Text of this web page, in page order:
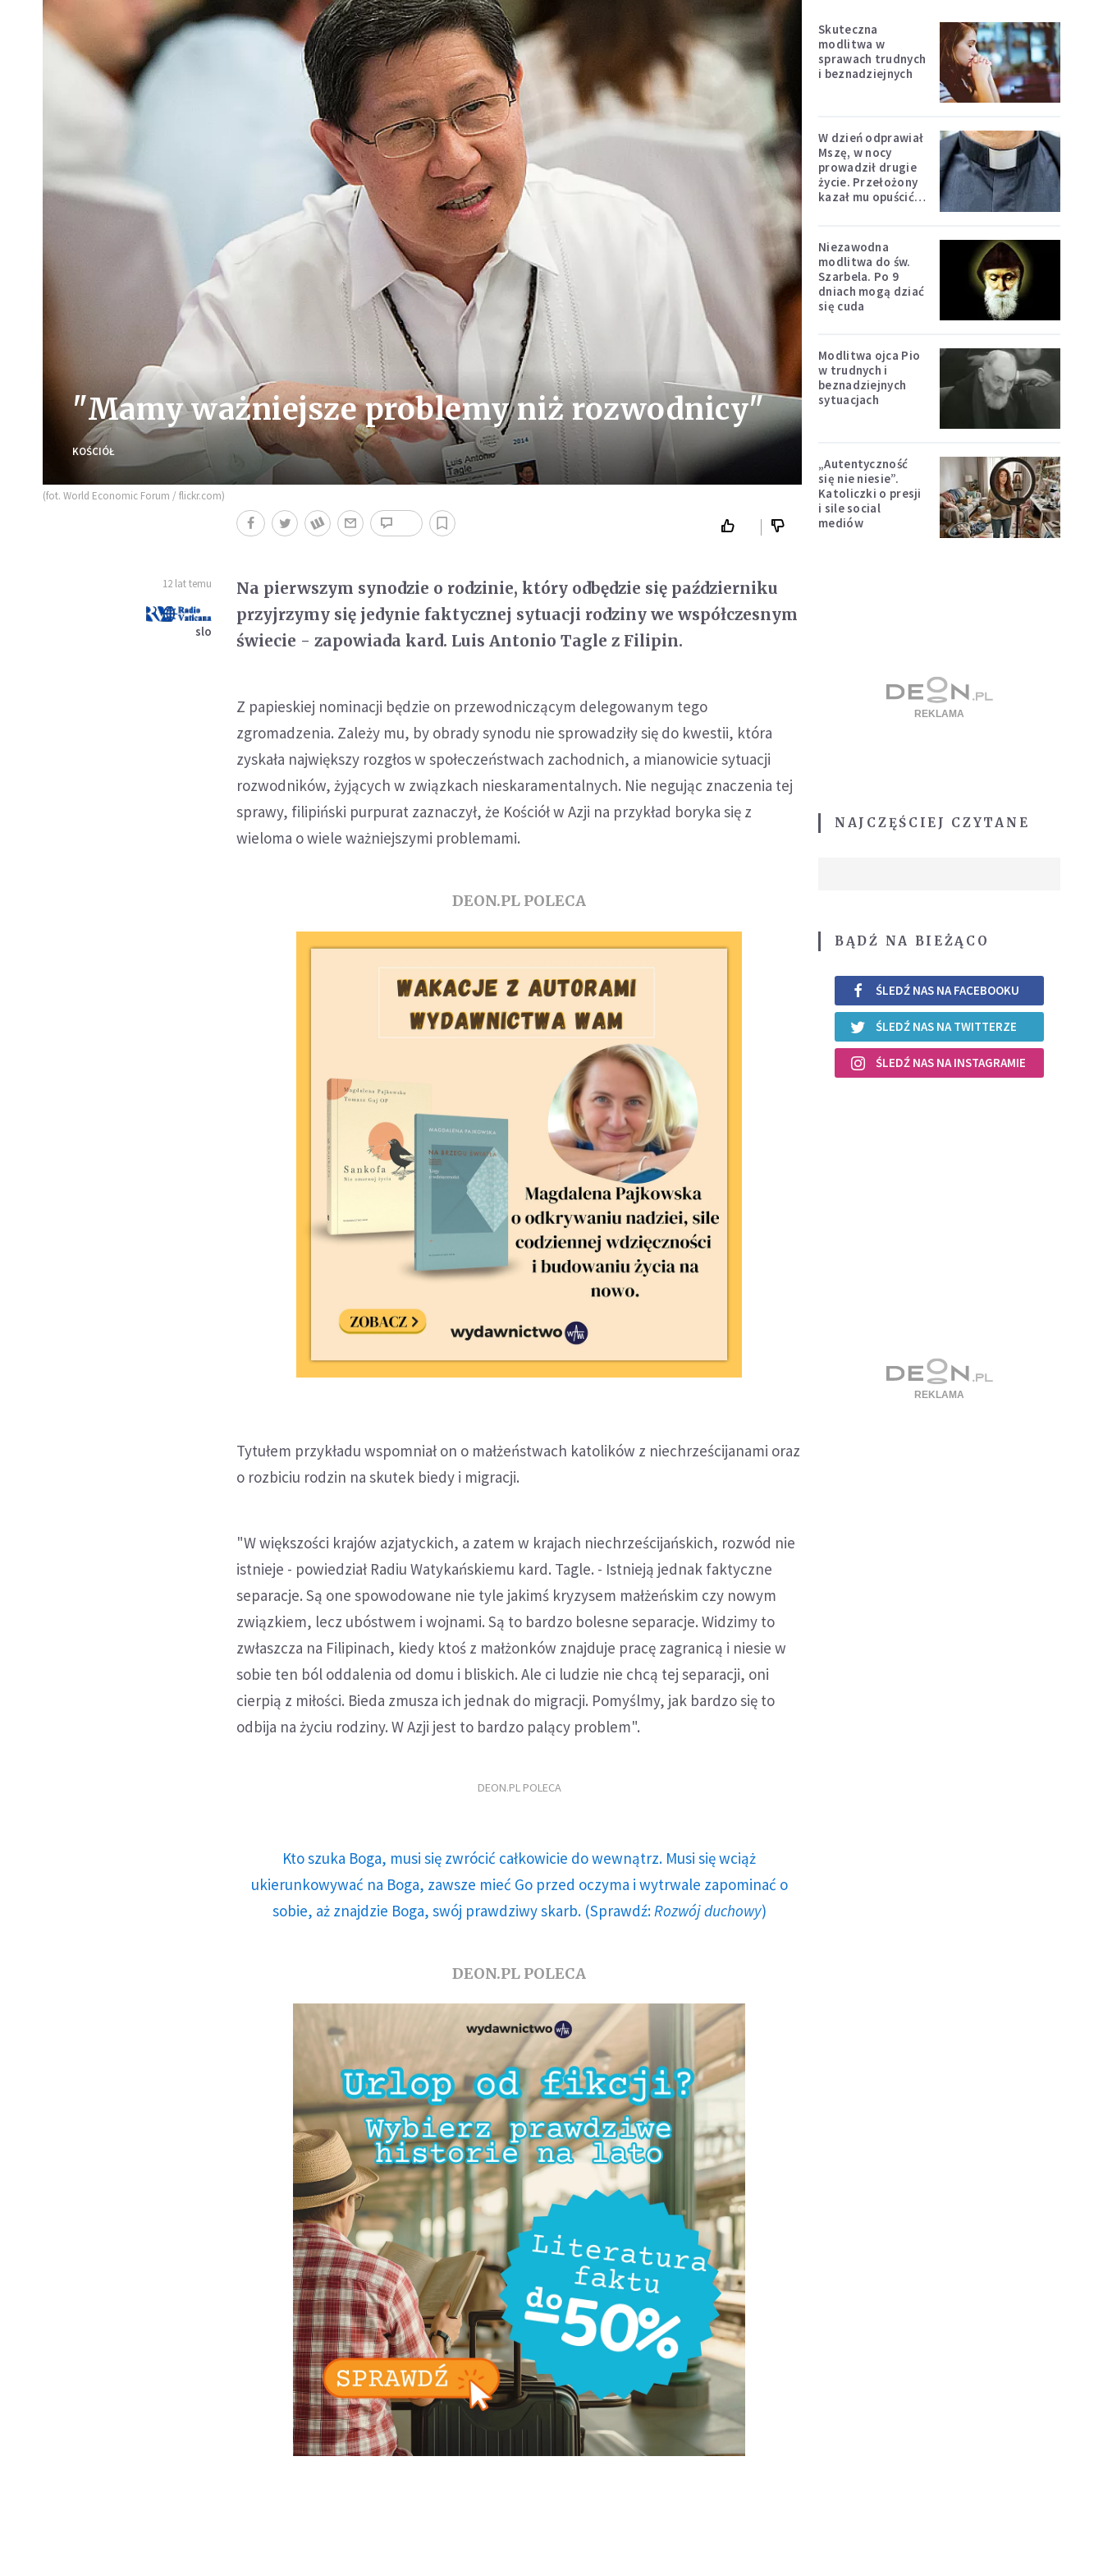
"Mamy ważniejsze problemy niż rozwodnicy"
KOŚCIÓŁ
(fot. World Economic Forum / flickr.com)
12 lat temu
slo
Na pierwszym synodzie o rodzinie, który odbędzie się październiku
przyjrzymy się jedynie faktycznej sytuacji rodziny we współczesnym
świecie - zapowiada kard. Luis Antonio Tagle z Filipin.
Z papieskiej nominacji będzie on przewodniczącym delegowanym tego
zgromadzenia. Zależy mu, by obrady synodu nie sprowadziły się do kwestii, która
zyskała największy rozgłos w społeczeństwach zachodnich, a mianowicie sytuacji
rozwodników, żyjących w związkach nieskaramentalnych. Nie negując znaczenia tej
sprawy, filipiński purpurat zaznaczył, że Kościół w Azji na przykład boryka się z
wieloma o wiele ważniejszymi problemami.
DEON.PL POLECA
Tytułem przykładu wspomniał on o małżeństwach katolików z niechrześcijanami oraz
o rozbiciu rodzin na skutek biedy i migracji.
"W większości krajów azjatyckich, a zatem w krajach niechrześcijańskich, rozwód nie
istnieje - powiedział Radiu Watykańskiemu kard. Tagle. - Istnieją jednak faktyczne
separacje. Są one spowodowane nie tyle jakimś kryzysem małżeńskim czy nowym
związkiem, lecz ubóstwem i wojnami. Są to bardzo bolesne separacje. Widzimy to
zwłaszcza na Filipinach, kiedy ktoś z małżonków znajduje pracę zagranicą i niesie w
sobie ten ból oddalenia od domu i bliskich. Ale ci ludzie nie chcą tej separacji, oni
cierpią z miłości. Bieda zmusza ich jednak do migracji. Pomyślmy, jak bardzo się to
odbija na życiu rodziny. W Azji jest to bardzo palący problem".
DEON.PL POLECA
Kto szuka Boga, musi się zwrócić całkowicie do wewnątrz. Musi się wciąż
ukierunkowywać na Boga, zawsze mieć Go przed oczyma i wytrwale zapominać o
sobie, aż znajdzie Boga, swój prawdziwy skarb. (Sprawdź: Rozwój duchowy)
DEON.PL POLECA
Skuteczna
modlitwa w
sprawach trudnych
i beznadziejnych
W dzień odprawiał
Mszę, w nocy
prowadził drugie
życie. Przełożony
kazał mu opuścić
Niezawodna
modlitwa do św.
Szarbela. Po 9
dniach mogą dziać
się cuda
Modlitwa ojca Pio
w trudnych i
beznadziejnych
sytuacjach
„Autentyczność
się nie niesie”.
Katoliczki o presji
i sile social
mediów
NAJCZĘŚCIEJ CZYTANE
BĄDŹ NA BIEŻĄCO
ŚLEDŹ NAS NA FACEBOOKU
ŚLEDŹ NAS NA TWITTERZE
ŚLEDŹ NAS NA INSTAGRAMIE